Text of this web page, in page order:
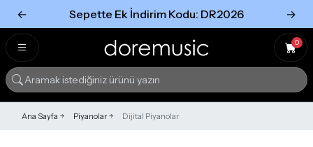
← Sepette Ek İndirim Kodu: DR2026 →
0
Ana Sayfa Piyanolar Dijital Piyanolar
Tümünü Gör
Tümünü gör